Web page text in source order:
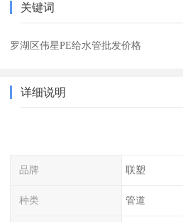
关键词
罗湖区伟星PE给水管批发价格
详细说明
品牌 联塑
种类 管道